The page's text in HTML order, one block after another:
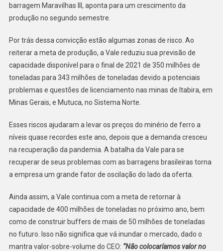
barragem Maravilhas III, aponta para um crescimento da
produção no segundo semestre.
Por trás dessa convicção estão algumas zonas de risco. Ao
reiterar a meta de produção, a Vale reduziu sua previsão de
capacidade disponível para o final de 2021 de 350 milhões de
toneladas para 343 milhões de toneladas devido a potenciais
problemas e questões de licenciamento nas minas de Itabira, em
Minas Gerais, e Mutuca, no Sistema Norte.
Esses riscos ajudaram a levar os preços do minério de ferro a
níveis quase recordes este ano, depois que a demanda cresceu
na recuperação da pandemia. A batalha da Vale para se
recuperar de seus problemas com as barragens brasileiras torna
a empresa um grande fator de oscilação do lado da oferta.
Ainda assim, a Vale continua com a meta de retornar à
capacidade de 400 milhões de toneladas no próximo ano, bem
como de construir buffers de mais de 50 milhões de toneladas
no futuro. Isso não significa que vá inundar o mercado, dado o
mantra valor-sobre-volume do CEO: “Não colocaríamos valor no